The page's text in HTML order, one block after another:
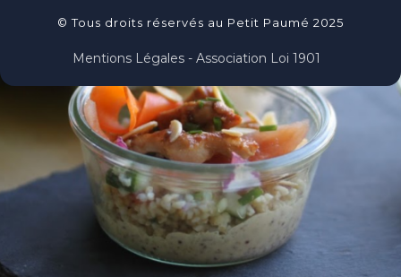
© Tous droits réservés au Petit Paumé 2025
Mentions Légales - Association Loi 1901